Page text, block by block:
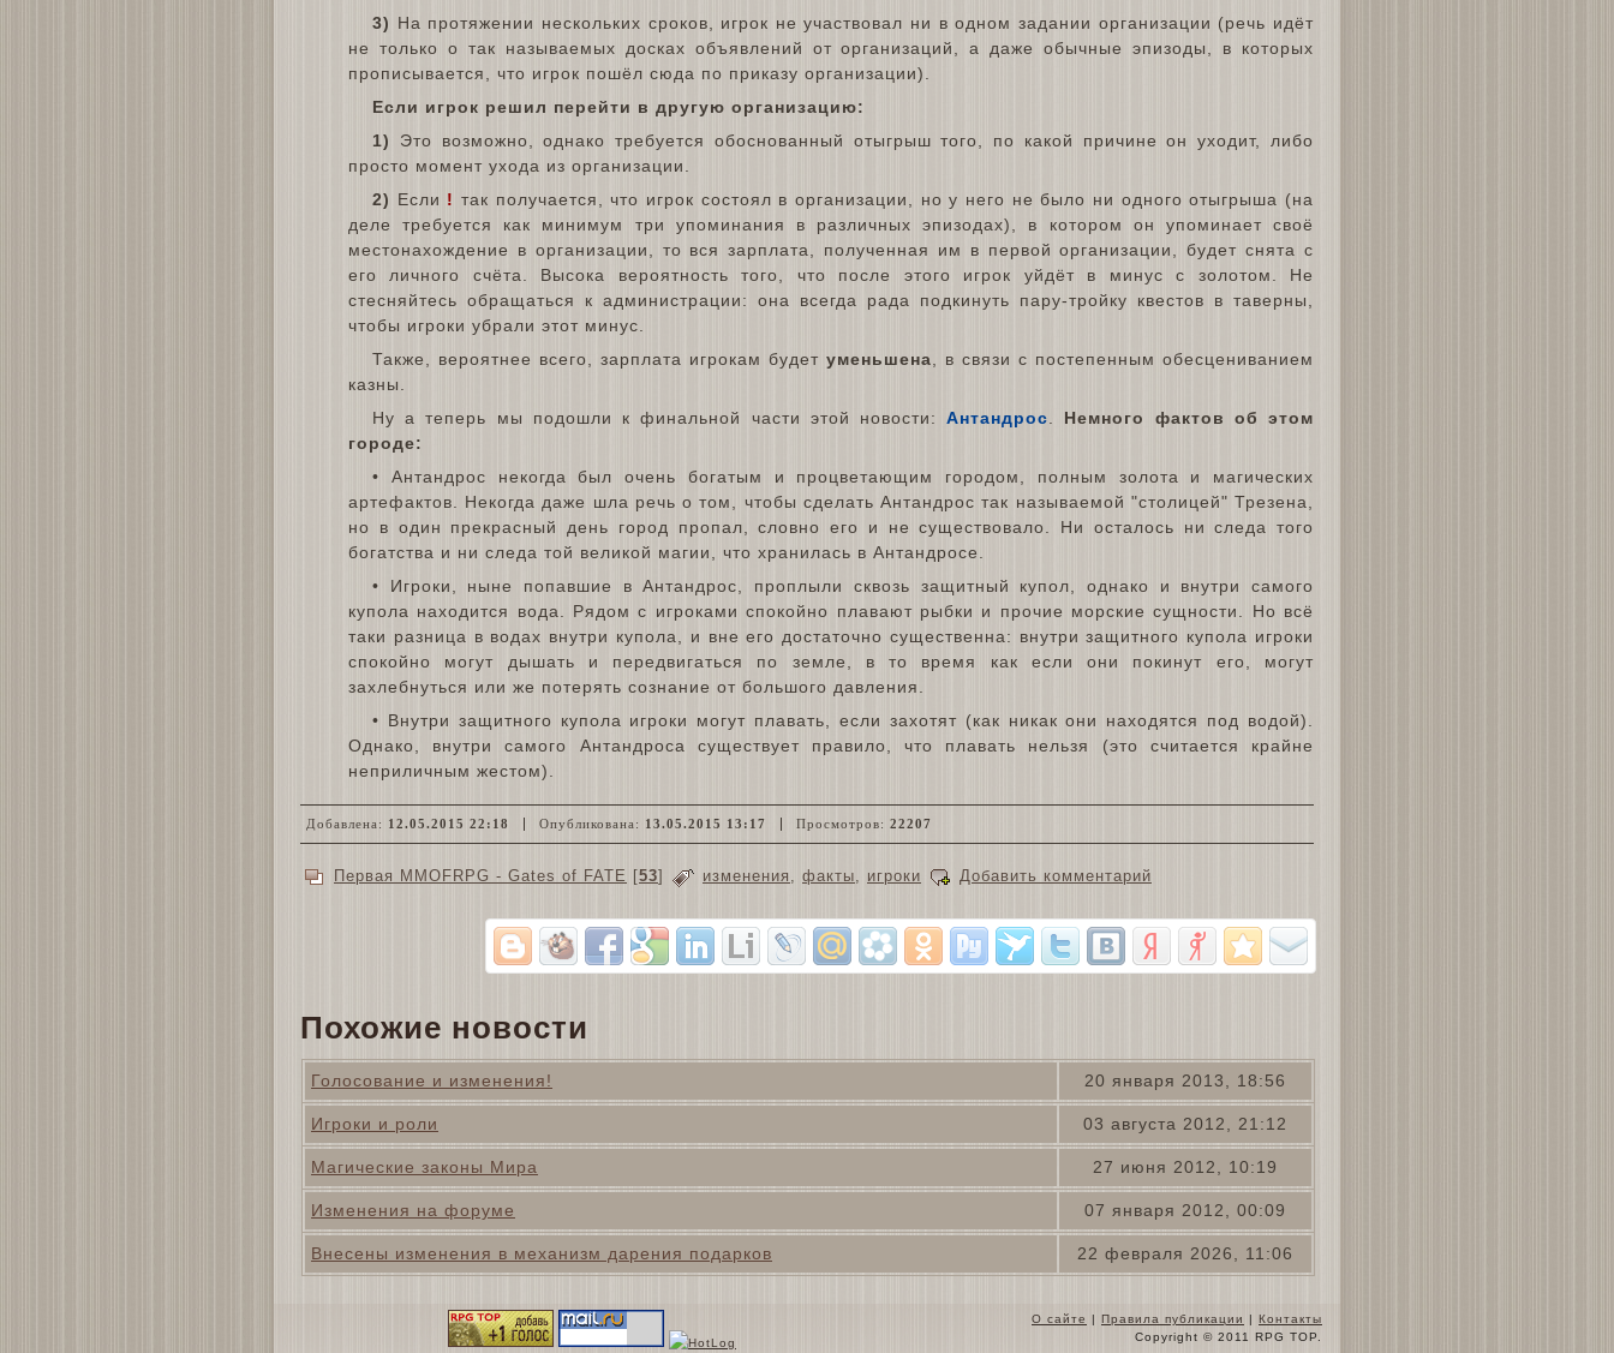
3) На протяжении нескольких сроков, игрок не участвовал ни в одном задании организации (речь идёт
не только о так называемых досках объявлений от организаций, а даже обычные эпизоды, в которых
прописывается, что игрок пошёл сюда по приказу организации).
Если игрок решил перейти в другую организацию:
1)
Это возможно, однако требуется обоснованный отыгрыш того, по какой причине он уходит, либо
просто момент ухода из организации.
2) Если ! так получается, что игрок состоял в организации, но у него не было ни одного отыгрыша (на
деле требуется как минимум три упоминания в различных эпизодах), в котором он упоминает своё
местонахождение в организации, то вся зарплата, полученная им в первой организации, будет снята с
его личного счёта. Высока вероятность того, что после этого игрок уйдёт в минус с золотом. Не
стесняйтесь обращаться к администрации: она всегда рада подкинуть пару-тройку квестов в таверны,
чтобы игроки убрали этот минус.
Также, вероятнее всего, зарплата игрокам будет уменьшена , в связи с постепенным обесцениванием
казны.
Ну а теперь мы подошли к финальной части этой новости:Антандрос
Немного фактов об этом
городе:
• Антандрос некогда был очень богатым и процветающим городом, полным золота и магических
артефактов. Некогда даже шла речь о том, чтобы сделать Антандрос так называемой "столицей" Трезена,
но в один прекрасный день город пропал, словно его и не существовало. Ни осталось ни следа того
богатства и ни следа той великой магии, что хранилась в Антандросе.
• Игроки, ныне попавшие в Антандрос, проплыли сквозь защитный купол, однако и внутри самого
купола находится вода. Рядом с игроками спокойно плавают рыбки и прочие морские сущности. Но всё
таки разница в водах внутри купола, и вне его достаточно существенна: внутри защитного купола игроки
спокойно могут дышать и передвигаться по земле, в то время как если они покинут его, могут
захлебнуться или же потерять сознание от большого давления.
• Внутри защитного купола игроки могут плавать, если захотят (как никак они находятся под водой).
Однако, внутри самого Антандроса существует правило, что плавать нельзя (это считается крайне
неприличным жестом).
Добавлена: 12.05.2015 22:18 Опубликована: 13.05.2015 13:17 Просмотров: 22207
Первая MMOFRPG - Gates of FATE [53] изменения факты игроки Добавить комментарий
Похожие новости
20 января 2013, 18:56
Голосование и изменения!
03 августа 2012, 21:12
Игроки и роли
27 июня 2012, 10:19
Магические законы Мира
07 января 2012, 00:09
Изменения на форуме
22 февраля 2026, 11:06
Внесены изменения в механизм дарения подарков
О сайте | Правила публикации | Контакты
Copyright © 2011 RPG TOP.